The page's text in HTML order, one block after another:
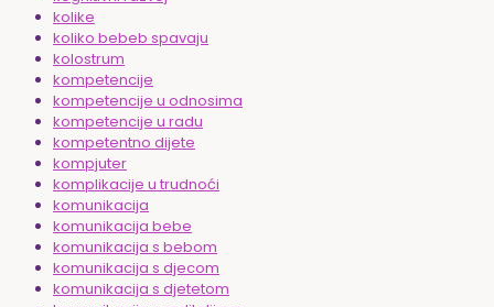
kolike
koliko bebeb spavaju
kolostrum
kompetencije
kompetencije u odnosima
kompetencije u radu
kompetentno dijete
kompjuter
komplikacije u trudnoći
komunikacija
komunikacija bebe
komunikacija s bebom
komunikacija s djecom
komunikacija s djetetom